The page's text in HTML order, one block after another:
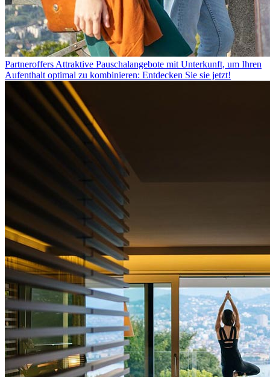
Partneroffers Attraktive Pauschalangebote mit Unterkunft, um Ihren
Aufenthalt optimal zu kombinieren: Entdecken Sie sie jetzt!